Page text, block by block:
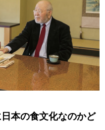
本の食文化なのかど